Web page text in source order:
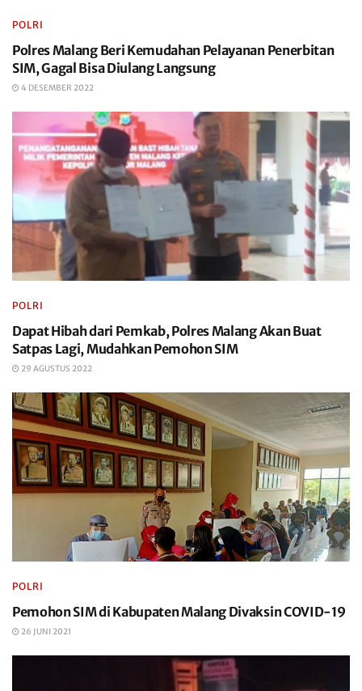
POLRI
Polres Malang Beri Kemudahan Pelayanan Penerbitan
SIM, Gagal Bisa Diulang Langsung
4 DESEMBER 2022
POLRI
Dapat Hibah dari Pemkab, Polres Malang Akan Buat
Satpas Lagi, Mudahkan Pemohon SIM
29 AGUSTUS 2022
POLRI
Pemohon SIM di Kabupaten Malang Divaksin COVID-19
26 JUNI 2021